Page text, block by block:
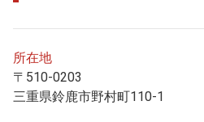
所在地
〒510-0203
三重県鈴鹿市野村町110-1